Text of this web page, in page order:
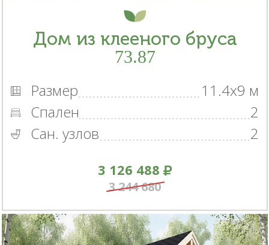
Дом из клееного бруса
73.87
Размер
11.4x9 м
Спален
2
Сан. узлов
2
3 126 488
3 244 680